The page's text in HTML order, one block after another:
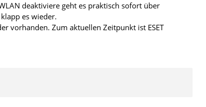
deaktiviere geht es praktisch sofort über
es wieder.
vorhanden. Zum aktuellen Zeitpunkt ist ESET